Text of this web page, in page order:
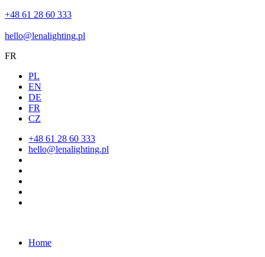
+48 61 28 60 333
hello@lenalighting.pl
FR
PL
EN
DE
FR
CZ
+48 61 28 60 333
hello@lenalighting.pl
Home